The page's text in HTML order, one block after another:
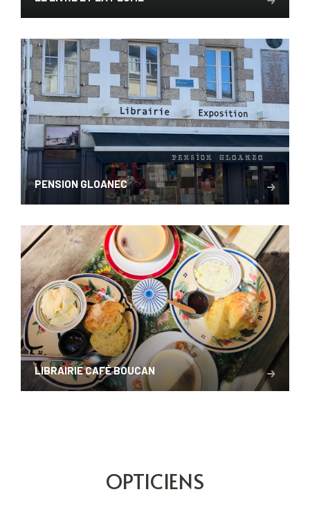
PENSION GLOANEC
LIBRAIRIE CAFÉ BOUCAN
OPTICIENS